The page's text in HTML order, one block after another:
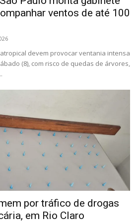
ventos de até 100
devem provocar ventania intensa
(8), com risco de quedas de árvores,
por tráfico de drogas
em Rio Claro